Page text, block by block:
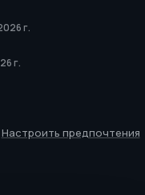
г.
г.
Настроить предпочтения